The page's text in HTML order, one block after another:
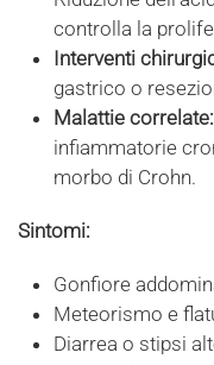
controlla la
Interventi
gastrico o
Malattie correlate:
infiammatorie
morbo di Crohn.
Sintomi:
Gonfiore
Meteorismo e
Diarrea o stipsi